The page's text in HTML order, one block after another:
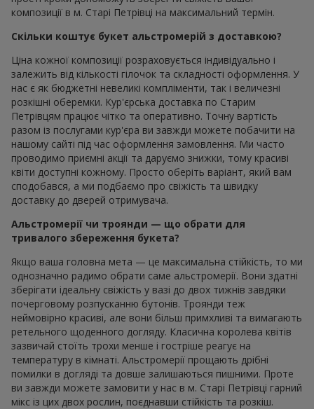
композиції в м. Старі Петрівці на максимальний термін.
Скільки коштує букет альстромерій з доставкою?
Ціна кожної композиції розраховується індивідуально і
залежить від кількості гілочок та складності оформлення. У
нас є як бюджетні невеликі компліменти, так і величезні
розкішні оберемки. Кур'єрська доставка по Старим
Петрівцям працює чітко та оперативно. Точну вартість
разом із послугами кур'єра ви завжди можете побачити на
нашому сайті під час оформлення замовлення. Ми часто
проводимо приємні акції та даруємо знижки, тому красиві
квіти доступні кожному. Просто оберіть варіант, який вам
сподобався, а ми подбаємо про свіжість та швидку
доставку до дверей отримувача.
Альстромерії чи троянди — що обрати для
тривалого збереження букета?
Якщо ваша головна мета — це максимальна стійкість, то ми
однозначно радимо обрати саме альстромерії. Вони здатні
зберігати ідеальну свіжість у вазі до двох тижнів завдяки
почерговому розпусканню бутонів. Троянди теж
неймовірно красиві, але вони більш примхливі та вимагають
ретельного щоденного догляду. Класична королева квітів
зазвичай стоїть трохи менше і гостріше реагує на
температуру в кімнаті. Альстромерії прощають дрібні
помилки в догляді та довше залишаються пишними. Проте
ви завжди можете замовити у нас в м. Старі Петрівці гарний
мікс із цих двох рослин, поєднавши стійкість та розкіш.